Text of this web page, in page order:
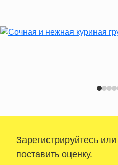
Зарегистрируйтесь или
поставить оценку.